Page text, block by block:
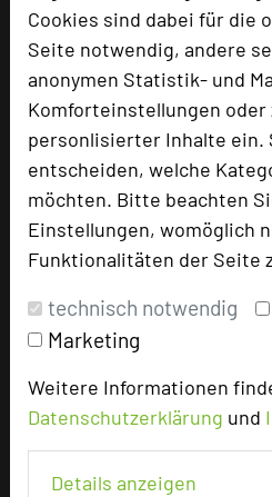
Cookies sind dabei für die
Seite notwendig, andere
anonymen Statistik- und
Komforteinstellungen oder
personlisierter Inhalte ein.
entscheiden, welche
möchten. Bitte beachten
Einstellungen, womöglich
Funktionalitäten der Seite
technisch notwendig
Marketing
Weitere Informationen
Datenschutzerklärung und
Details anzeigen
Tagungszentrum
Schmerlenbacher Straße 8
63768 Hösbach
mail Email
language Homepage
zur